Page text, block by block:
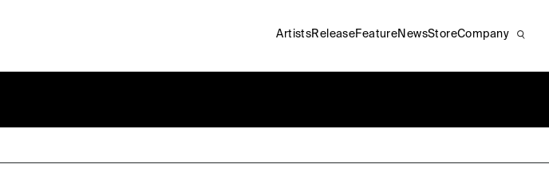
ArtistsReleaseFeature NewsStoreCompany